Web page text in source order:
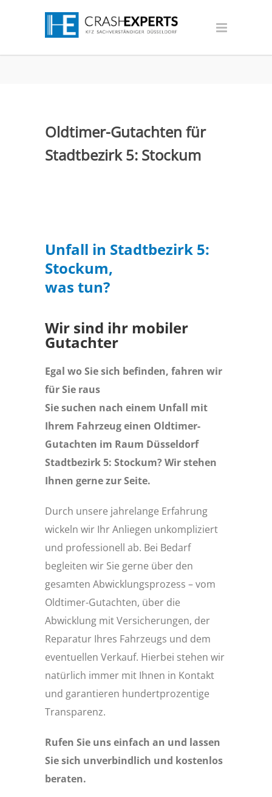
Oldtimer-Gutachten für
Stadtbezirk 5: Stockum
Unfall in Stadtbezirk 5:
Stockum,
was tun?
Wir sind ihr mobiler
Gutachter
Egal wo Sie sich befinden, fahren wir
für Sie raus
Sie suchen nach einem Unfall mit
Ihrem Fahrzeug einen Oldtimer-
Gutachten im Raum Düsseldorf
Stadtbezirk 5: Stockum? Wir stehen
Ihnen gerne zur Seite.
Durch unsere jahrelange Erfahrung
wickeln wir Ihr Anliegen unkompliziert
und professionell ab. Bei Bedarf
begleiten wir Sie gerne über den
gesamten Abwicklungsprozess – vom
Oldtimer-Gutachten, über die
Abwicklung mit Versicherungen, der
Reparatur Ihres Fahrzeugs und dem
eventuellen Verkauf. Hierbei stehen wir
natürlich immer mit Ihnen in Kontakt
und garantieren hundertprozentige
Transparenz.
Rufen Sie uns einfach an und lassen
Sie sich unverbindlich und kostenlos
beraten.